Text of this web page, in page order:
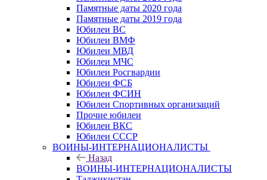
Памятные даты 2020 года
Памятные даты 2019 года
Юбилеи ВС
Юбилеи ВМФ
Юбилеи МВД
Юбилеи МЧС
Юбилеи Росгвардии
Юбилеи ФСБ
Юбилеи ФСИН
Юбилеи Спортивных организаций
Прочие юбилеи
Юбилеи ВКС
Юбилеи СССР
ВОИНЫ-ИНТЕРНАЦИОНАЛИСТЫ
Назад
ВОИНЫ-ИНТЕРНАЦИОНАЛИСТЫ